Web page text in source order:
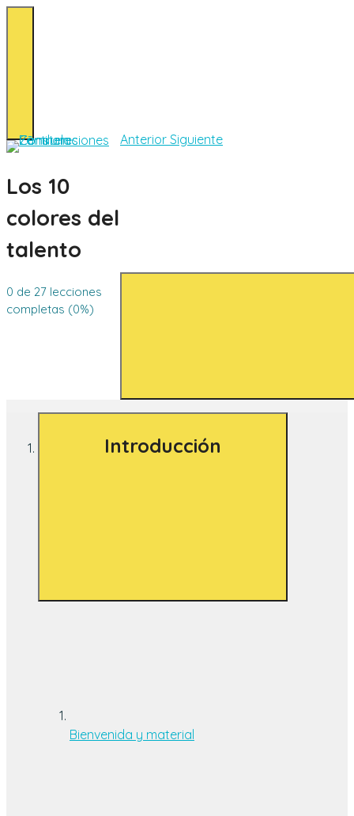
Los 10
colores del
talento
0 de 27 lecciones
completas (0%)
Anterior Siguiente
Introducción
Bienvenida y material